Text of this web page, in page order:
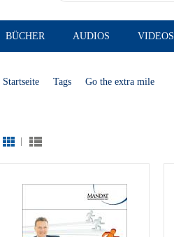
BÜCHER AUDIOS VIDEOS
Startseite Tags Go the extra mile
|